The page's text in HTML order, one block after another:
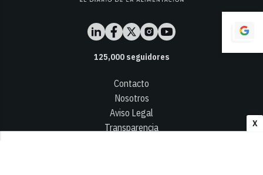
X
125,000seguidores
Contacto
Nosotros
Aviso Legal
Transparencia